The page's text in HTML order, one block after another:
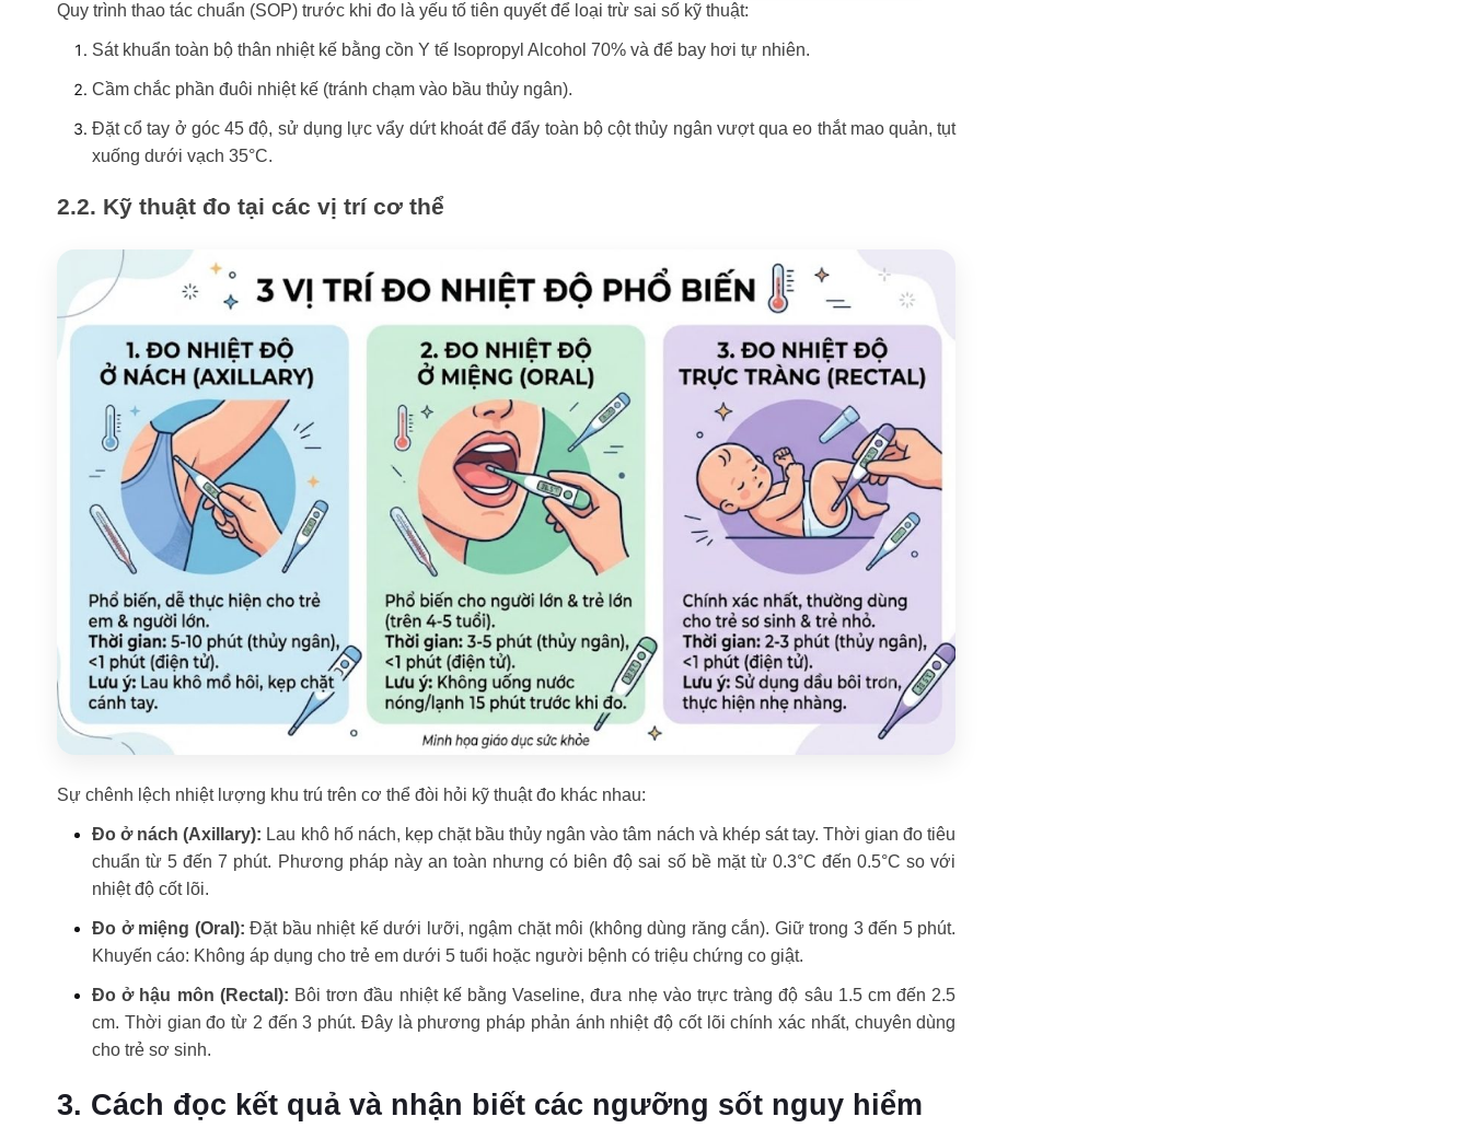
Quy trình thao tác chuẩn (SOP) trước khi đo là yếu tố tiên quyết để loại trừ sai số kỹ thuật:
Sát khuẩn toàn bộ thân nhiệt kế bằng cồn Y tế Isopropyl Alcohol 70% và để bay hơi tự nhiên.
Cầm chắc phần đuôi nhiệt kế (tránh chạm vào bầu thủy ngân).
Đặt cổ tay ở góc 45 độ, sử dụng lực vẩy dứt khoát để đẩy toàn bộ cột thủy ngân vượt qua eo thắt mao quản, tụt
xuống dưới vạch 35°C.
2.2. Kỹ thuật đo tại các vị trí cơ thể
Sự chênh lệch nhiệt lượng khu trú trên cơ thể đòi hỏi kỹ thuật đo khác nhau:
Đo ở nách (Axillary): Lau khô hố nách, kẹp chặt bầu thủy ngân vào tâm nách và khép sát tay. Thời gian đo tiêu
chuẩn từ 5 đến 7 phút. Phương pháp này an toàn nhưng có biên độ sai số bề mặt từ 0.3°C đến 0.5°C so với
nhiệt độ cốt lõi.
Đo ở miệng (Oral): Đặt bầu nhiệt kế dưới lưỡi, ngậm chặt môi (không dùng răng cắn). Giữ trong 3 đến 5 phút.
Khuyến cáo: Không áp dụng cho trẻ em dưới 5 tuổi hoặc người bệnh có triệu chứng co giật.
Đo ở hậu môn (Rectal): Bôi trơn đầu nhiệt kế bằng Vaseline, đưa nhẹ vào trực tràng độ sâu 1.5 cm đến 2.5
cm. Thời gian đo từ 2 đến 3 phút. Đây là phương pháp phản ánh nhiệt độ cốt lõi chính xác nhất, chuyên dùng
cho trẻ sơ sinh.
3. Cách đọc kết quả và nhận biết các ngưỡng sốt nguy hiểm